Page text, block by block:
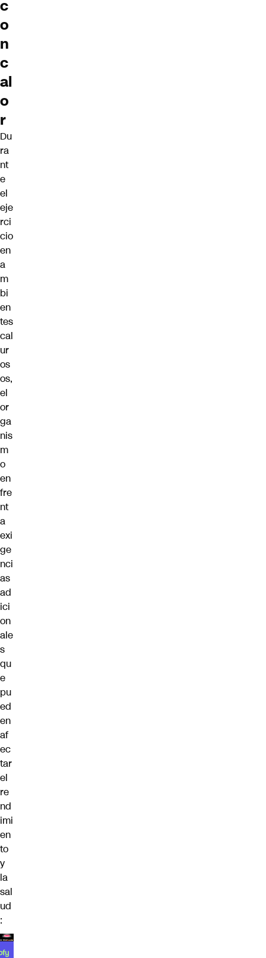
c
o
n
c
al
o
r
Du
ra
nt
e
el
eje
rci
cio
en
a
m
bi
en
tes
cal
ur
os
os,
el
or
ga
nis
m
o
en
fre
nt
a
exi
ge
nci
as
ad
ici
on
ale
s
qu
e
pu
ed
en
af
ec
tar
el
re
nd
imi
en
to
y
la
sal
ud
: